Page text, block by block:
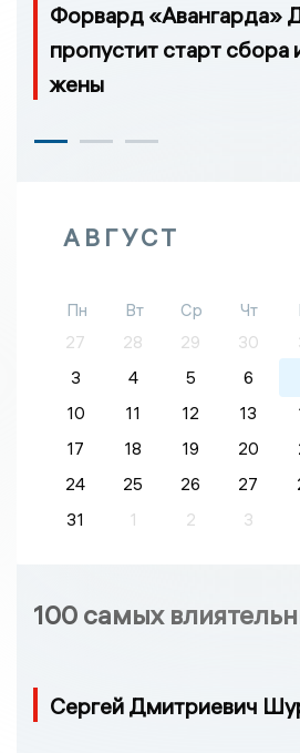
Форвард «Авангарда»
пропустит старт сбора
жены
АВГУСТ
Пн Вт Ср Чт
27
28 29 30
3
4 5 6
10
11 12 13
17
18 19 20
24
25 26 27
31
1 2 3
100 самых
Сергей Дмитриевич